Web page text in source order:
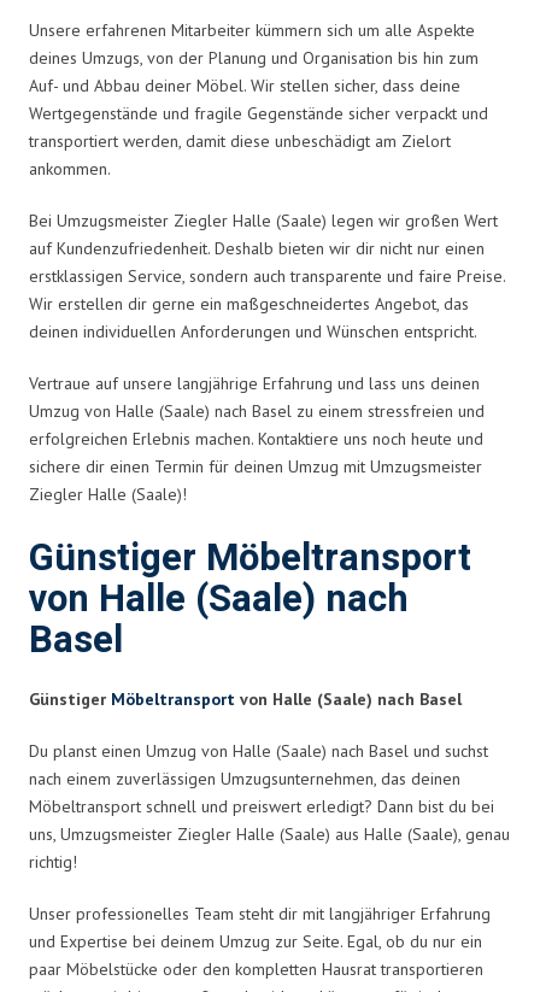
Unsere erfahrenen Mitarbeiter kümmern sich um alle Aspekte
deines Umzugs, von der Planung und Organisation bis hin zum
Auf- und Abbau deiner Möbel. Wir stellen sicher, dass deine
Wertgegenstände und fragile Gegenstände sicher verpackt und
transportiert werden, damit diese unbeschädigt am Zielort
ankommen.
Bei Umzugsmeister Ziegler Halle (Saale) legen wir großen Wert
auf Kundenzufriedenheit. Deshalb bieten wir dir nicht nur einen
erstklassigen Service, sondern auch transparente und faire Preise.
Wir erstellen dir gerne ein maßgeschneidertes Angebot, das
deinen individuellen Anforderungen und Wünschen entspricht.
Vertraue auf unsere langjährige Erfahrung und lass uns deinen
Umzug von Halle (Saale) nach Basel zu einem stressfreien und
erfolgreichen Erlebnis machen. Kontaktiere uns noch heute und
sichere dir einen Termin für deinen Umzug mit Umzugsmeister
Ziegler Halle (Saale)!
Günstiger Möbeltransport
von Halle (Saale) nach
Basel
Günstiger Möbeltransport von Halle (Saale) nach Basel
Du planst einen Umzug von Halle (Saale) nach Basel und suchst
nach einem zuverlässigen Umzugsunternehmen, das deinen
Möbeltransport schnell und preiswert erledigt? Dann bist du bei
uns, Umzugsmeister Ziegler Halle (Saale) aus Halle (Saale), genau
richtig!
Unser professionelles Team steht dir mit langjähriger Erfahrung
und Expertise bei deinem Umzug zur Seite. Egal, ob du nur ein
paar Möbelstücke oder den kompletten Hausrat transportieren